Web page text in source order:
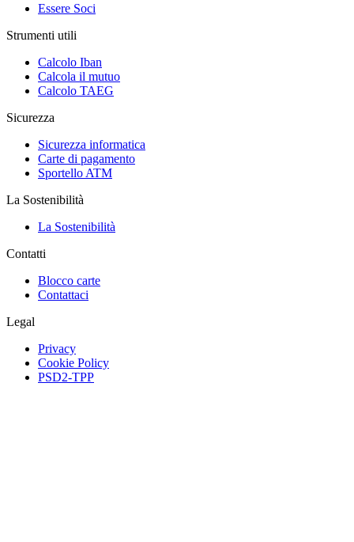
Essere Soci
Strumenti utili
Calcolo Iban
Calcola il mutuo
Calcolo TAEG
Sicurezza
Sicurezza informatica
Carte di pagamento
Sportello ATM
La Sostenibilità
La Sostenibilità
Contatti
Blocco carte
Contattaci
Legal
Privacy
Cookie Policy
PSD2-TPP